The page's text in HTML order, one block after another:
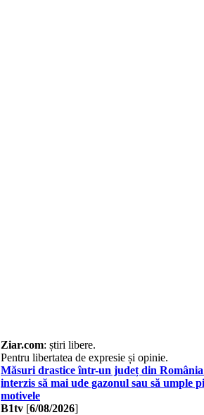
Ziar.com: știri libere.
Pentru libertatea de expresie și opinie.
Măsuri drastice într-un județ din
interzis să mai ude gazonul sau să umple
motivele
B1tv [6/08/2026]